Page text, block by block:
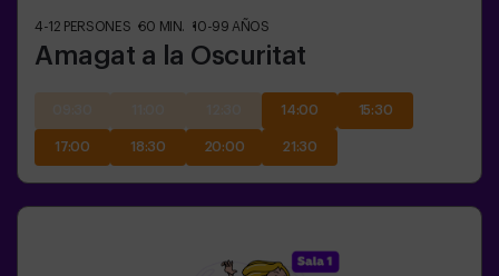
4-12 PERSONES 60 MIN. 10-99 AÑOS
Amagat a la Oscuritat
14:00 15:30
17:00 18:30 20:00 21:30